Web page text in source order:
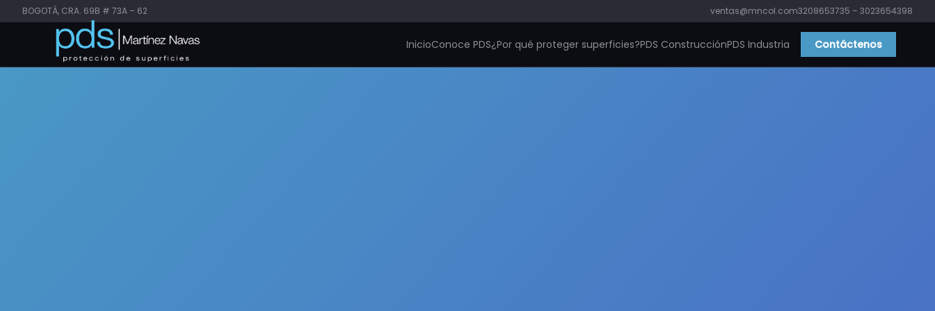
BOGOTÁ, CRA. 69B # 73A – 62 ventas@mncol.com3208653735 – 3023654398
InicioConoce PDS¿Por qué proteger superficies?PDS ConstrucciónPDS Industria Contáctenos